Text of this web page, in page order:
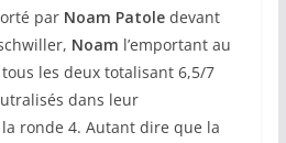
par Noam Patole devant
Noam l’emportant au
les deux totalisant 6,5/7
dans leur
ronde 4. Autant dire que la